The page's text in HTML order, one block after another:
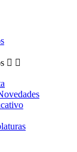
 